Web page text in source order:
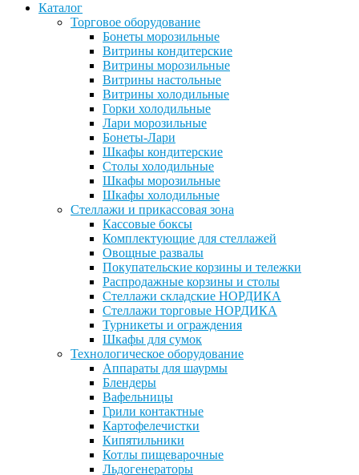
Каталог
Торговое оборудование
Бонеты морозильные
Витрины кондитерские
Витрины морозильные
Витрины настольные
Витрины холодильные
Горки холодильные
Лари морозильные
Бонеты-Лари
Шкафы кондитерские
Столы холодильные
Шкафы морозильные
Шкафы холодильные
Стеллажи и прикассовая зона
Кассовые боксы
Комплектующие для стеллажей
Овощные развалы
Покупательские корзины и тележки
Распродажные корзины и столы
Стеллажи складские НОРДИКА
Стеллажи торговые НОРДИКА
Турникеты и ограждения
Шкафы для сумок
Технологическое оборудование
Аппараты для шаурмы
Блендеры
Вафельницы
Грили контактные
Картофелечистки
Кипятильники
Котлы пищеварочные
Льдогенераторы